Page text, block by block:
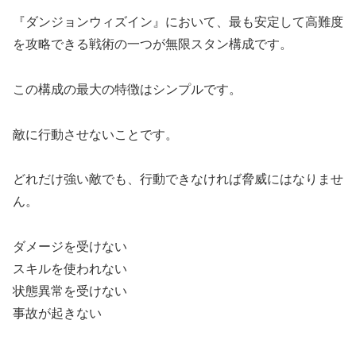
『ダンジョンウィズイン』において、最も安定して高難度
を攻略できる戦術の一つが無限スタン構成です。
この構成の最大の特徴はシンプルです。
敵に行動させないことです。
どれだけ強い敵でも、行動できなければ脅威にはなりませ
ん。
ダメージを受けない
スキルを使われない
状態異常を受けない
事故が起きない